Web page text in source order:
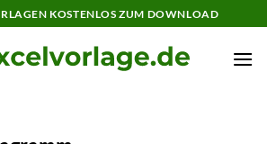
KOSTENLOS ZUM DOWNLOAD